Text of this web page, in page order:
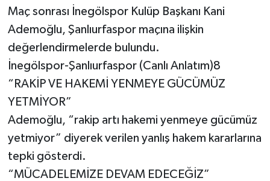
Maç sonrası İnegölspor Kulüp Başkanı Kani
Ademoğlu, Şanlıurfaspor maçına ilişkin
değerlendirmelerde bulundu.
İnegölspor-Şanlıurfaspor (Canlı Anlatım)8
“RAKİP VE HAKEMİ YENMEYE GÜCÜMÜZ
YETMİYOR”
Ademoğlu, “rakip artı hakemi yenmeye gücümüz
yetmiyor” diyerek verilen yanlış hakem kararlarına
tepki gösterdi.
“MÜCADELEMİZE DEVAM EDECEĞİZ”